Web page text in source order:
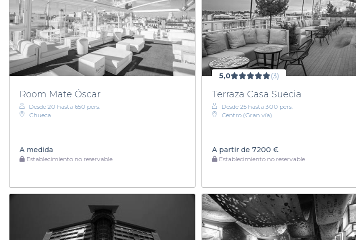
Room Mate Óscar
Desde 20 hasta 650 pers.
Chueca
A medida
Establecimiento no reservable
5,0 (3)
Terraza Casa Suecia
Desde 25 hasta 300 pers.
Centro (Gran vía)
A partir de 7200 €
Establecimiento no reservable